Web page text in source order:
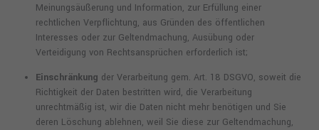
Meinungsäußerung und Information, zur Erfüllung einer
rechtlichen Verpflichtung, aus Gründen des öffentlichen
Interesses oder zur Geltendmachung, Ausübung oder
Verteidigung von Rechtsansprüchen erforderlich ist;
Einschränkung der Verarbeitung gem. Art. 18 DSGVO, soweit die
Richtigkeit der Daten bestritten wird, die Verarbeitung
unrechtmäßig ist, wir die Daten nicht mehr benötigen und Sie
deren Löschung ablehnen, weil Sie diese zur Geltendmachung,